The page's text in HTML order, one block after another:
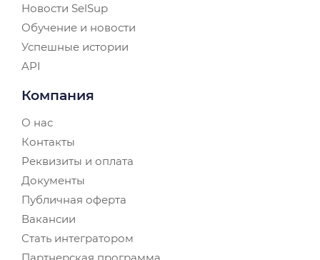
Новости SelSup
Обучение и новости
Успешные истории
API
Компания
О нас
Контакты
Реквизиты и оплата
Документы
Публичная оферта
Вакансии
Стать интегратором